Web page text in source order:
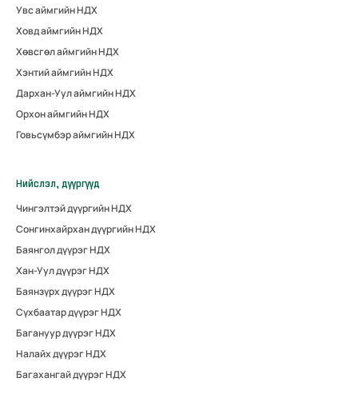
Увс аймгийн НДХ
Ховд аймгийн НДХ
Хөвсгөл аймгийн НДХ
Хэнтий аймгийн НДХ
Дархан-Уул аймгийн НДХ
Орхон аймгийн НДХ
Говьсүмбэр аймгийн НДХ
Нийслэл, дүүргүүд
Чингэлтэй дүүргийн НДХ
Сонгинхайрхан дүүргийн НДХ
Баянгол дүүрэг НДХ
Хан-Уул дүүрэг НДХ
Баянзүрх дүүрэг НДХ
Сүхбаатар дүүрэг НДХ
Багануур дүүрэг НДХ
Налайх дүүрэг НДХ
Багахангай дүүрэг НДХ